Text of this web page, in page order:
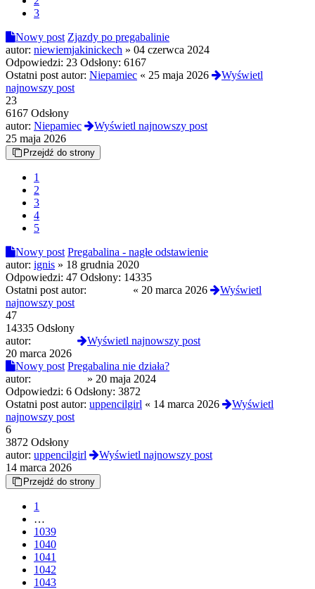
3
Nowy post Zjazdy po pregabalinie
autor: niewiemjakinickech » 04 czerwca 2024
Odpowiedzi: 23 Odsłony: 6167
Ostatni post autor: Niepamiec « 25 maja 2026
Wyświetl
najnowszy post
23
6167 Odsłony
autor: Niepamiec
Wyświetl najnowszy post
25 maja 2026
Przejdź do strony
1
2
3
4
5
Nowy post Pregabalina - nagłe odstawienie
autor: ignis » 18 grudnia 2020
Odpowiedzi: 47 Odsłony: 14335
Ostatni post autor:
« 20 marca 2026
Wyświetl
najnowszy post
47
14335 Odsłony
autor:
Wyświetl najnowszy post
20 marca 2026
Nowy post Pregabalina nie działa?
autor:
» 20 maja 2024
Odpowiedzi: 6 Odsłony: 3872
Ostatni post autor: uppencilgirl « 14 marca 2026
Wyświetl
najnowszy post
6
3872 Odsłony
autor: uppencilgirl
Wyświetl najnowszy post
14 marca 2026
Przejdź do strony
1
…
1039
1040
1041
1042
1043